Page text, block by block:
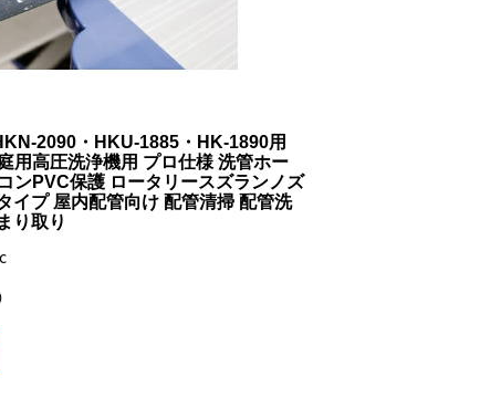
2090・HKU-1885・HK-1890用
用高圧洗浄機用 プロ仕様 洗管ホー
ンPVC保護 ロータリースズランノズ
イプ 屋内配管向け 配管清掃 配管洗
り取り